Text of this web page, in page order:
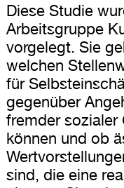
Diese Studie
Arbeitsgruppe
vorgelegt. Sie
welchen
für
gegenüber
fremder sozialer
können und ob
sind, die eine